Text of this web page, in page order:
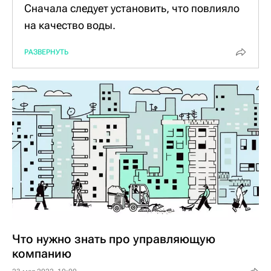
Сначала следует установить, что повлияло
на качество воды.
питьевой воды по магистральным
коммуникаций, которые находятся в зоне
ответственности управляющих компаний.
Именно УК отвечает за состояние
внутридомовых коммуникаций, которое, в
свою очередь, может повлиять на качество
поставляемой питьевой воды. В частности,
на воде могут отразиться последствия
перекладки и ремонта труб в доме,
раздачи по внутриквартирным стоякам.
Если качество оказания коммунальной
РАЗВЕРНУТЬ
Что нужно знать про управляющую
компанию